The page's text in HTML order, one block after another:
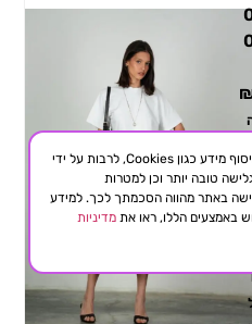
ח
באתר זה נעשה שימוש בטכנולוגיות איסוף מידע כגון Cookies, לרבות על ידי
טובה יותר וכן למטרות
באתר מהווה הסכמתך לכך. למידע
באמצעים הללו, ראו את מדיניות